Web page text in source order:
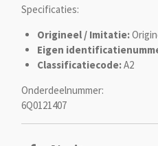
Specificaties:
Origineel / Imitatie:
Eigen
Classificatiecode:A2
Onderdeelnummer:
6Q0121407